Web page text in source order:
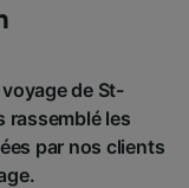
de St-
rassemblé les
par nos clients